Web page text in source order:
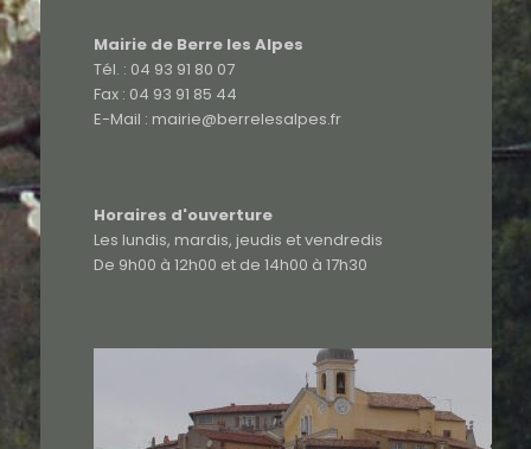
Mairie de Berre les Alpes
Tél. : 04 93 91 80 07
Fax : 04 93 91 85 44
E-Mail : mairie@berrelesalpes.fr
Horaires d'ouverture
Les lundis, mardis, jeudis et vendredis
De 9h00 à 12h00 et de 14h00 à 17h30